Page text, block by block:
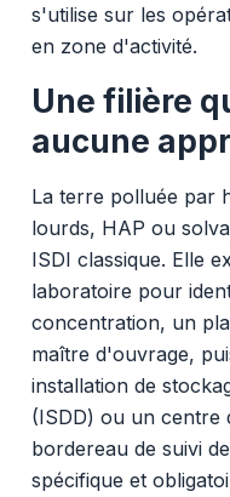
s'utilise sur les
en zone d'activité.
Une filière
aucune
La terre polluée par
lourds, HAP ou
ISDI classique. Elle
laboratoire pour
concentration, un
maître d'ouvrage,
installation de
(ISDD) ou un centre
bordereau de suivi
spécifique et